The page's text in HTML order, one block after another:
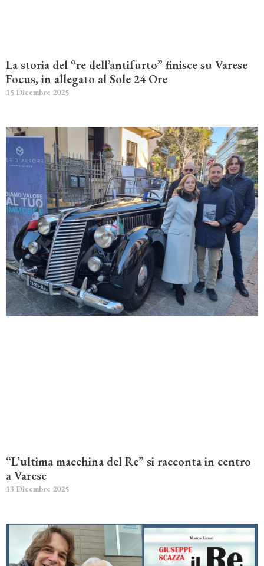
La storia del “re dell’antifurto” finisce su Varese
Focus, in allegato al Sole 24 Ore
15 Dicembre 2025
“L’ultima macchina del Re” si racconta in centro
a Varese
13 Dicembre 2025